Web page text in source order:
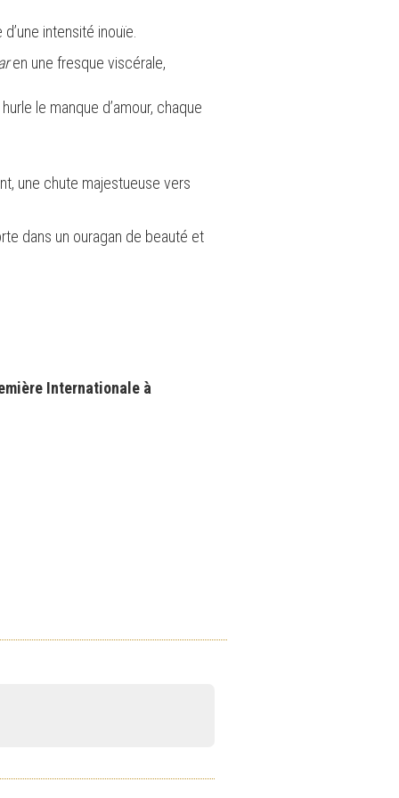
intensité inouïe.
en une fresque viscérale,
le manque d’amour, chaque
une chute majestueuse vers
dans un ouragan de beauté et
Internationale à